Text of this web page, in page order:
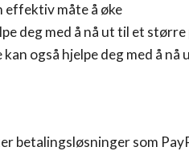
effektiv måte å øke
deg med å nå ut til et
også hjelpe deg med å nå
betalingsløsninger som